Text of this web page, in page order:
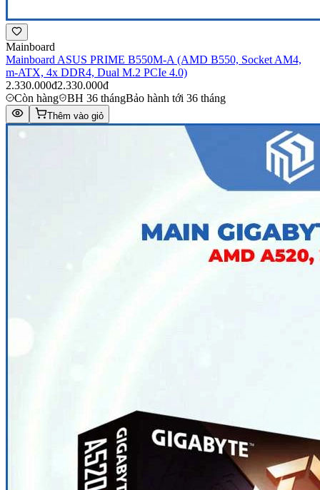
Mainboard
Mainboard ASUS PRIME B550M-A (AMD B550, Socket AM4,
m-ATX, 4x DDR4, Dual M.2 PCIe 4.0)
2.330.000đ2.330.000đ
Còn hàng
BH 36 thángBảo hành tới 36 tháng
Thêm vào giỏ